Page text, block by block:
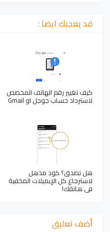
قد يعجبك ايضا :
كيف تغيير رقم الهاتف المخصص
لاسترداد حساب جوجل او Gmail
هل تصدق؟ كود مذهل
لاسترجاع كل الإيميلات المخفية
في هاتفك!
أضف تعليق